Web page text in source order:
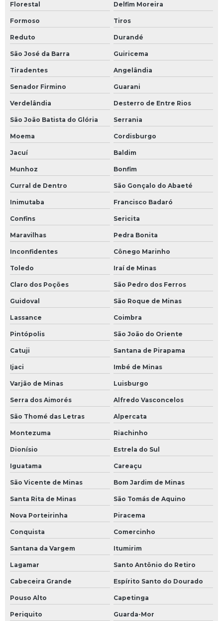
Florestal Delfim Moreira
Formoso Tiros
Reduto Durandé
São José da Barra Guiricema
Tiradentes Angelândia
Senador Firmino Guarani
Verdelândia Desterro de Entre Rios
São João Batista do Glória Serrania
Moema Cordisburgo
Jacuí Baldim
Munhoz Bonfim
Curral de Dentro São Gonçalo do Abaeté
Inimutaba Francisco Badaró
Confins Sericita
Maravilhas Pedra Bonita
Inconfidentes Cônego Marinho
Toledo Iraí de Minas
Claro dos Poções São Pedro dos Ferros
Guidoval São Roque de Minas
Lassance Coimbra
Pintópolis São João do Oriente
Catuji Santana de Pirapama
Ijaci Imbé de Minas
Varjão de Minas Luisburgo
Serra dos Aimorés Alfredo Vasconcelos
São Thomé das Letras Alpercata
Montezuma Riachinho
Dionísio Estrela do Sul
Iguatama Careaçu
São Vicente de Minas Bom Jardim de Minas
Santa Rita de Minas São Tomás de Aquino
Nova Porteirinha Piracema
Conquista Comercinho
Santana da Vargem Itumirim
Lagamar Santo Antônio do Retiro
Cabeceira Grande Espírito Santo do Dourado
Pouso Alto Capetinga
Periquito Guarda-Mor